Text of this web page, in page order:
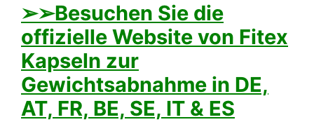
➢➢Besuchen Sie die
offizielle Website von Fitex
Kapseln zur
Gewichtsabnahme in DE,
AT, FR, BE, SE, IT & ES